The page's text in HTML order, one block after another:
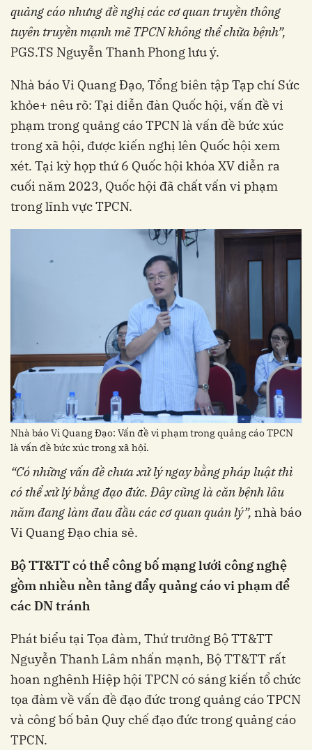
quảng cáo nhưng đề nghị các cơ quan truyền thông
tuyên truyền mạnh mẽ TPCN không thể chữa bệnh”,
PGS.TS Nguyễn Thanh Phong lưu ý.
Nhà báo Vi Quang Đạo, Tổng biên tập Tạp chí Sức
khỏe+ nêu rõ: Tại diễn đàn Quốc hội, vấn đề vi
phạm trong quảng cáo TPCN là vấn đề bức xúc
trong xã hội, được kiến nghị lên Quốc hội xem
xét. Tại kỳ họp thứ 6 Quốc hội khóa XV diễn ra
cuối năm 2023, Quốc hội đã chất vấn vi phạm
trong lĩnh vực TPCN.
Nhà báo Vi Quang Đạo: Vấn đề vi phạm trong quảng cáo TPCN
là vấn đề bức xúc trong xã hội.
“Có những vấn đề chưa xử lý ngay bằng pháp luật thì
có thể xử lý bằng đạo đức. Đây cũng là căn bệnh lâu
năm đang làm đau đầu các cơ quan quản lý”, nhà báo
Vi Quang Đạo chia sẻ.
Bộ TT&TT có thể công bố mạng lưới công nghệ
gồm nhiều nền tảng đẩy quảng cáo vi phạm để
các DN tránh
Phát biểu tại Tọa đàm, Thứ trưởng Bộ TT&TT
Nguyễn Thanh Lâm nhấn mạnh, Bộ TT&TT rất
hoan nghênh Hiệp hội TPCN có sáng kiến tổ chức
tọa đàm về vấn đề đạo đức trong quảng cáo TPCN
và công bố bản Quy chế đạo đức trong quảng cáo
TPCN.